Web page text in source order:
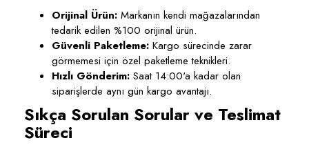
Orijinal Ürün: Markanın kendi mağazalarından
tedarik edilen %100 orijinal ürün.
Güvenli Paketleme: Kargo sürecinde zarar
görmemesi için özel paketleme teknikleri.
Hızlı Gönderim: Saat 14:00'a kadar olan
siparişlerde aynı gün kargo avantajı.
Sıkça Sorulan Sorular ve Teslimat
Süreci